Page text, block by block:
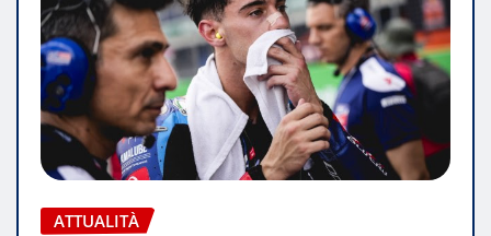
ATTUALITÀ